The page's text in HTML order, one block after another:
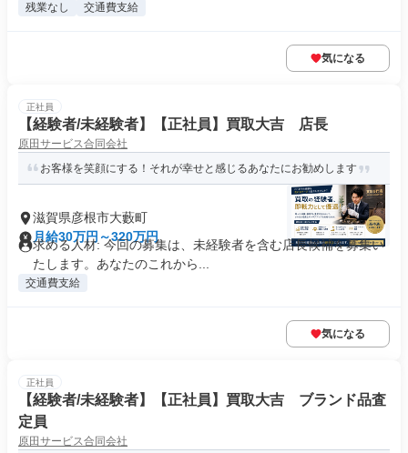
残業なし 交通費支給
気になる
正社員
【経験者/未経験者】【正社員】買取大吉 店長
原田サービス合同会社
お客様を笑顔にする！それが幸せと感じるあなたにお勧めします
滋賀県彦根市大藪町
月給30万円～320万円
求める人材: 今回の募集は、未経験者を含む店長候補を募集い
たします。あなたのこれから...
交通費支給
気になる
正社員
【経験者/未経験者】【正社員】買取大吉 ブランド品査
定員
原田サービス合同会社